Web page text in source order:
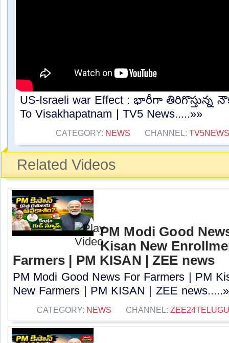
US-Israeli war Effect : భారీగా తిరిగొస్తున్న
To Visakhapatnam | TV5 News.....»»
CATEGORY: NEWS CHANNEL:
Related Videos
PM Modi Good
Kisan New
Farmers | PM KISAN | ZEE news
PM Modi Good News For Farmers | PM
New Farmers | PM KISAN | ZEE
CATEGORY: NEWS CHANNEL: